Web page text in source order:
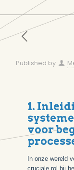
Published by
1.
voor
In onze wereld
cruciale rol bij